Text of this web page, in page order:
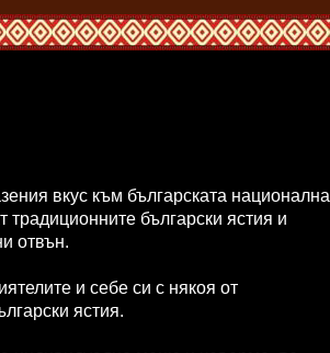
вкус към българската национална
традиционните български ястия и
отвън.
и себе си с някоя от
ястия.